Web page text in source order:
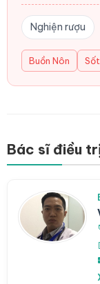
Nghiện rượu
Buồn Nôn Sốt
Bác sĩ điều